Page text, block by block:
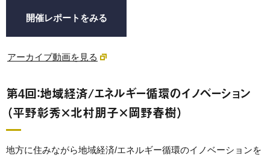
開催レポートをみる
アーカイブ動画を見る
第4回：地域経済/エネルギー循環のイノベーション
（平野彰秀×北村朋子×岡野春樹）
地方に住みながら地域経済/エネルギー循環のイノベーションを